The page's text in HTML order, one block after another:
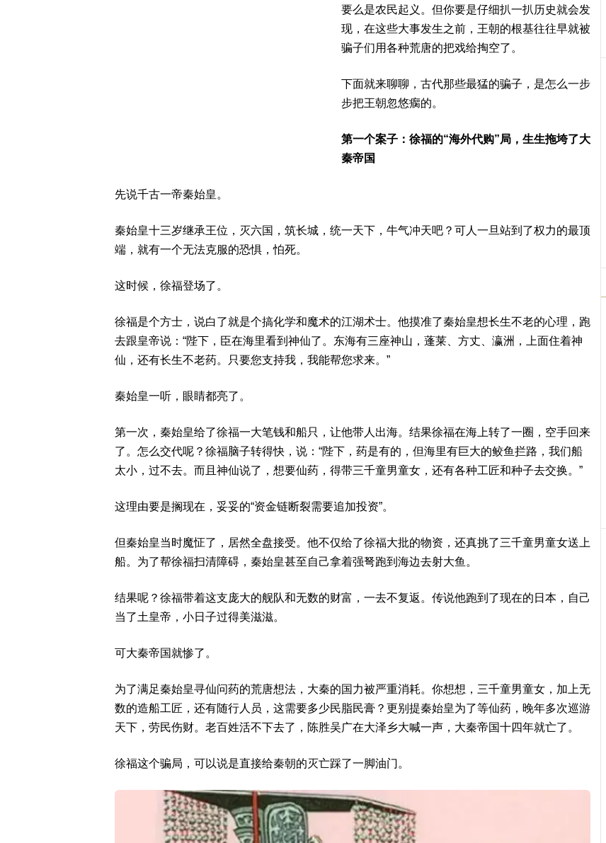
要么是农民起义。但你要是仔细扒一扒历史就会发
现，在这些大事发生之前，王朝的根基往往早就被
骗子们用各种荒唐的把戏给掏空了。
下面就来聊聊，古代那些最猛的骗子，是怎么一步
步把王朝忽悠瘸的。
第一个案子：徐福的“海外代购”局，生生拖垮了大
秦帝国
先说千古一帝秦始皇。
秦始皇十三岁继承王位，灭六国，筑长城，统一天下，牛气冲天吧？可人一旦站到了权力的最顶
端，就有一个无法克服的恐惧，怕死。
这时候，徐福登场了。
徐福是个方士，说白了就是个搞化学和魔术的江湖术士。他摸准了秦始皇想长生不老的心理，跑
去跟皇帝说：“陛下，臣在海里看到神仙了。东海有三座神山，蓬莱、方丈、瀛洲，上面住着神
仙，还有长生不老药。只要您支持我，我能帮您求来。”
秦始皇一听，眼睛都亮了。
第一次，秦始皇给了徐福一大笔钱和船只，让他带人出海。结果徐福在海上转了一圈，空手回来
了。怎么交代呢？徐福脑子转得快，说：“陛下，药是有的，但海里有巨大的鲛鱼拦路，我们船
太小，过不去。而且神仙说了，想要仙药，得带三千童男童女，还有各种工匠和种子去交换。”
这理由要是搁现在，妥妥的“资金链断裂需要追加投资”。
但秦始皇当时魔怔了，居然全盘接受。他不仅给了徐福大批的物资，还真挑了三千童男童女送上
船。为了帮徐福扫清障碍，秦始皇甚至自己拿着强弩跑到海边去射大鱼。
结果呢？徐福带着这支庞大的舰队和无数的财富，一去不复返。传说他跑到了现在的日本，自己
当了土皇帝，小日子过得美滋滋。
可大秦帝国就惨了。
为了满足秦始皇寻仙问药的荒唐想法，大秦的国力被严重消耗。你想想，三千童男童女，加上无
数的造船工匠，还有随行人员，这需要多少民脂民膏？更别提秦始皇为了等仙药，晚年多次巡游
天下，劳民伤财。老百姓活不下去了，陈胜吴广在大泽乡大喊一声，大秦帝国十四年就亡了。
徐福这个骗局，可以说是直接给秦朝的灭亡踩了一脚油门。